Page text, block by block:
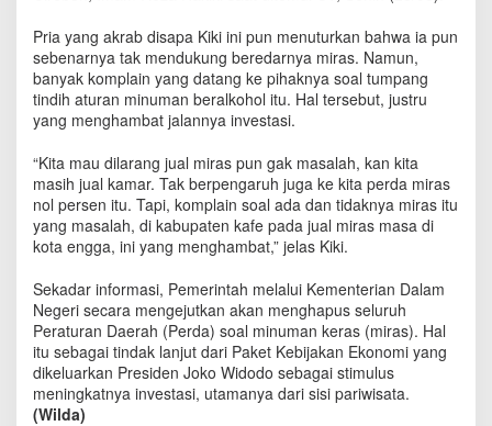
o
o
l
T
e
r
a
i
P
e
r
d
a
M
i
r
a
s
Pria yang akrab disapa Kiki ini pun menuturkan bahwa ia pun
sebenarnya tak mendukung beredarnya miras. Namun,
banyak komplain yang datang ke pihaknya soal tumpang
tindih aturan minuman beralkohol itu. Hal tersebut, justru
yang menghambat jalannya investasi.
“Kita mau dilarang jual miras pun gak masalah, kan kita
masih jual kamar. Tak berpengaruh juga ke kita perda miras
nol persen itu. Tapi, komplain soal ada dan tidaknya miras itu
yang masalah, di kabupaten kafe pada jual miras masa di
kota engga, ini yang menghambat,” jelas Kiki.
Sekadar informasi, Pemerintah melalui Kementerian Dalam
Negeri secara mengejutkan akan menghapus seluruh
Peraturan Daerah (Perda) soal minuman keras (miras). Hal
itu sebagai tindak lanjut dari Paket Kebijakan Ekonomi yang
dikeluarkan Presiden Joko Widodo sebagai stimulus
meningkatnya investasi, utamanya dari sisi pariwisata.
(Wilda)